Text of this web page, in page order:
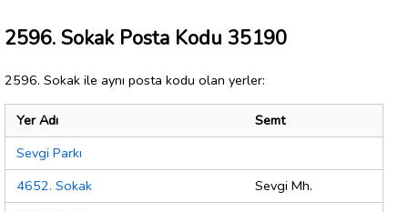
2596. Sokak Posta Kodu 35190
2596. Sokak ile aynı posta kodu olan yerler:
Yer Adı
Semt
Sevgi Parkı
4652. Sokak
Sevgi Mh.